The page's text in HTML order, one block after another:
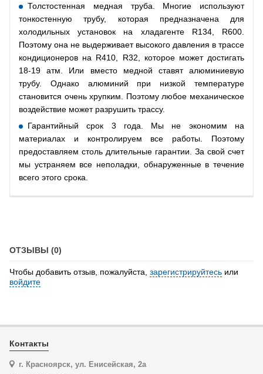
Толстостенная медная труба. Многие используют
тонкостенную трубу, которая предназначена для
холодильных установок на хладагенте R134, R600.
Поэтому она не выдерживает высокого давления в трассе
кондиционеров на R410, R32, которое может достигать
18-19 атм. Или вместо медной ставят алюминиевую
трубу. Однако алюминий при низкой температуре
становится очень хрупким. Поэтому любое механическое
воздействие может разрушить трассу.
Гарантийный срок 3 года. Мы не экономим на
материалах и контролируем все работы. Поэтому
предоставляем столь длительные гарантии. За свой счет
мы устраняем все неполадки, обнаруженные в течение
всего этого срока.
ОТЗЫВЫ (0)
Чтобы добавить отзыв, пожалуйста, зарегистрируйтесь или
войдите
Контакты
г. Красноярск, ул. Енисейская, 2а